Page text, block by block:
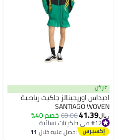
عرض
اديداس اوريجينالز جاكيت رياضية
SANTIAGO WOVEN
ريال41.39
69.06خصم 40%
#12 في جاكيتات نسائية
#12 في جاكيتات نسائية احصل عليه خلال 11